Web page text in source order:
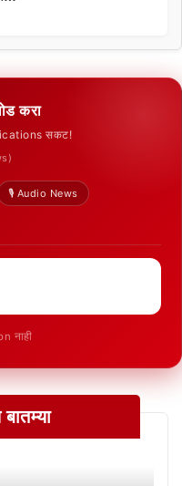
करा
सकट!
🎙️ Audio News
नाही